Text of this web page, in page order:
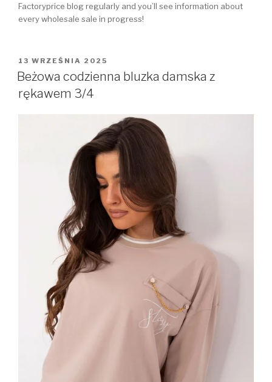
Factoryprice blog regularly and you’ll see information about
every wholesale sale in progress!
OPUBLIKOWANE
W
13 WRZEŚNIA 2025
Beżowa codzienna bluzka damska z
rękawem 3/4